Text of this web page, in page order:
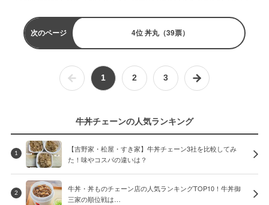
次のページ 4位 丼丸（39票）
1 2 3
牛丼チェーンの人気ランキング
1
【吉野家・松屋・すき家】牛丼チェーン3社を比較してみ
た！味やコスパの違いは？
2
牛丼・丼ものチェーン店の人気ランキングTOP10！牛丼御
三家の順位戦は…